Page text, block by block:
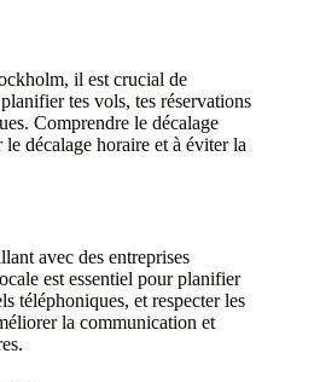
il est crucial de
tes vols, tes réservations
Comprendre le décalage
décalage horaire et à éviter la
avec des entreprises
est essentiel pour planifier
téléphoniques, et respecter les
la communication et